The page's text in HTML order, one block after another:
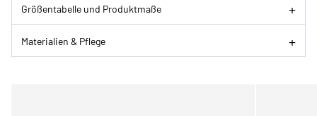
Größentabelle und Produktmaße
Materialien & Pflege